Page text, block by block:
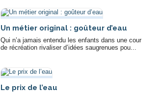
Un métier original : goûteur d’eau
Qui n’a jamais entendu les enfants dans une cour
de récréation rivaliser d’idées saugrenues pou...
Le prix de l’eau